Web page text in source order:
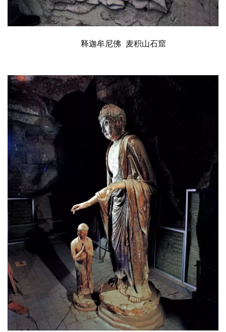
教
政
策
法
规
免
责
声
明
释迦牟尼佛 麦积山石窟